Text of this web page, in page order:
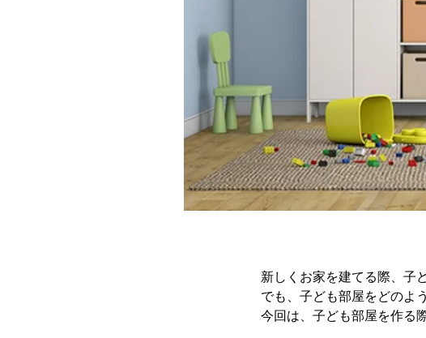
新しくお家を建てる際、子
でも、子ども部屋をどのよ
今回は、子ども部屋を作る